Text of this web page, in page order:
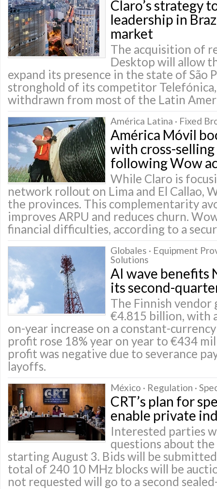
Claro’s strategy
leadership in
market
The acquisition of
Desktop will allow
expand its presence in the state of São
stronghold of its competitor Telefónica,
withdrawn from most of the Latin
América Latina · Fixed
América Móvil
with cross-
following Wow
While Claro is
network rollout on Lima and El Callao,
the provinces. This complementarity
improves ARPU and reduces churn.
financial difficulties, according to a
Globales · Equipment
Solutions
AI wave benefits
its second-
The Finnish vendor
€4.815 billion, with
on-year increase on a constant-
profit rose 18% year on year to €434
profit was negative due to severance
layoffs.
México · Regulation ·
CRT’s plan for
enable private
Interested parties
questions about
starting August 3. Bids will be
total of 240 10 MHz blocks will be
not requested will go to a second